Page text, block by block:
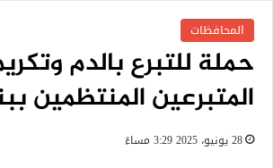
المحافظات
حملة للتبرع بالدم
المتبرعين المنتظمين
28 يونيو، 2025 3:29 مساءً